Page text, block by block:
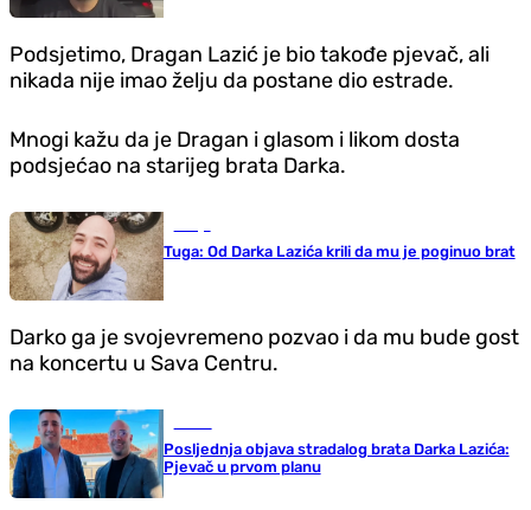
Podsjetimo, Dragan Lazić je bio takođe pjevač, ali
nikada nije imao želju da postane dio estrade.
Mnogi kažu da je Dragan i glasom i likom dosta
podsjećao na starijeg brata Darka.
Tuga: Od Darka Lazića krili da mu je poginuo brat
Darko ga je svojevremeno pozvao i da mu bude gost
na koncertu u Sava Centru.
Posljednja objava stradalog brata Darka Lazića:
Pjevač u prvom planu